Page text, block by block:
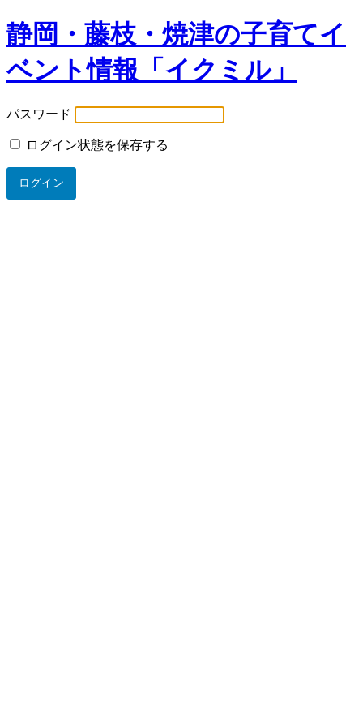
静岡・藤枝・焼津の子育てイ
ベント情報「イクミル」
パスワード
ログイン状態を保存する